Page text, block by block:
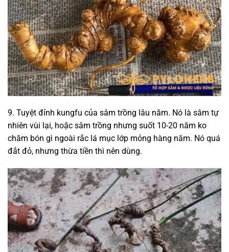
9. Tuyệt đỉnh kungfu của sâm trồng lâu năm. Nó là sâm tự
nhiên vùi lại, hoặc sâm trồng nhưng suốt 10-20 năm ko
chăm bón gì ngoài rắc lá mục lớp mỏng hàng năm. Nó quá
đắt đỏ, nhưng thừa tiền thì nên dùng.